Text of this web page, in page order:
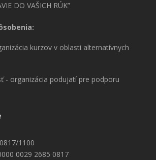
DO VAŠICH RÚK”
kurzov v oblasti alternatívnych
- organizácia podujatí pre podporu
1100
0029 2685 0817